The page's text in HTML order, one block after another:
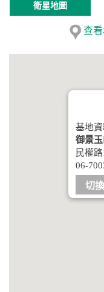
衛星地圖
查
基地
御景
民權
06-
切